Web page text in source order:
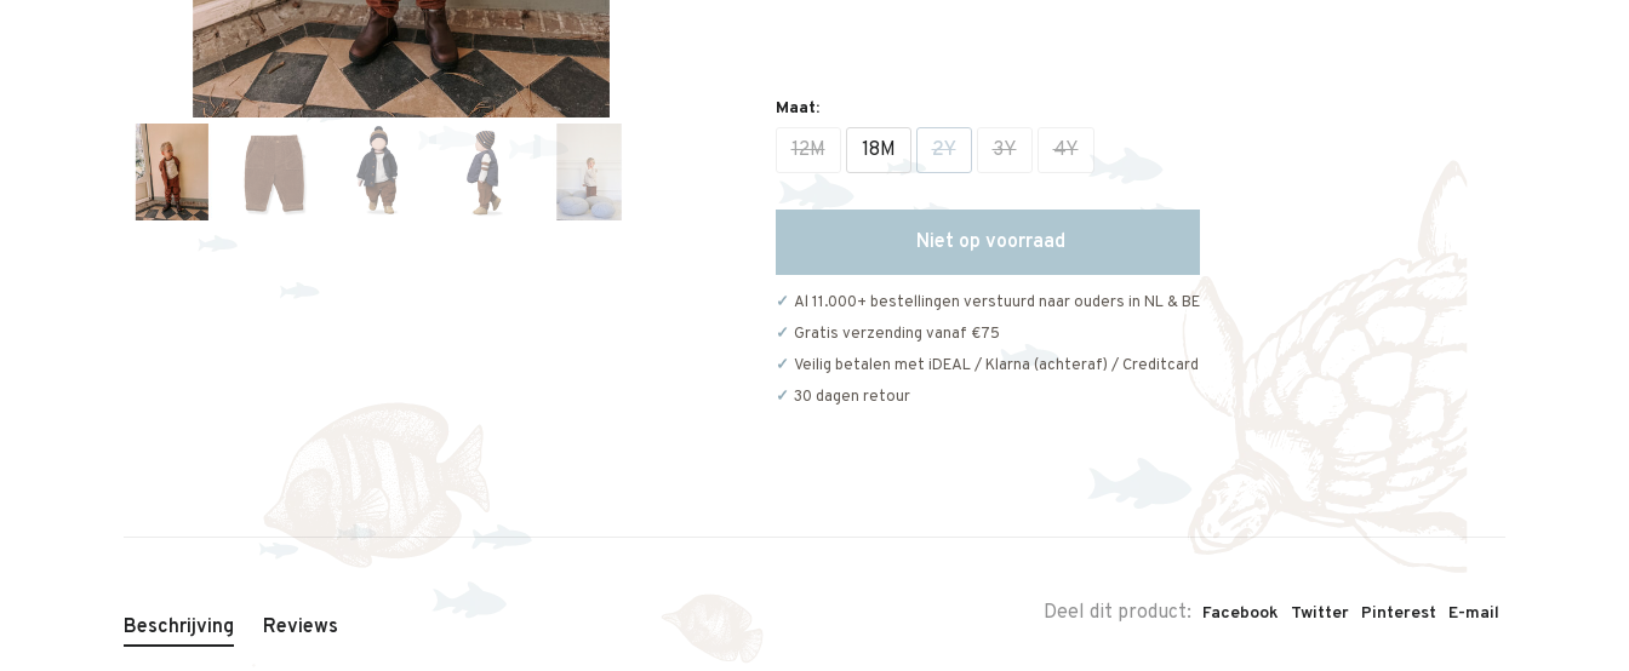
Maat:
12M 18M 2Y 3Y 4Y
Niet op voorraad
Al 11.000+ bestellingen verstuurd naar ouders in NL & BE
Gratis verzending vanaf €75
Veilig betalen met iDEAL / Klarna (achteraf) / Creditcard
30 dagen retour
Deel dit product: Facebook Twitter Pinterest E-mail
Beschrijving Reviews